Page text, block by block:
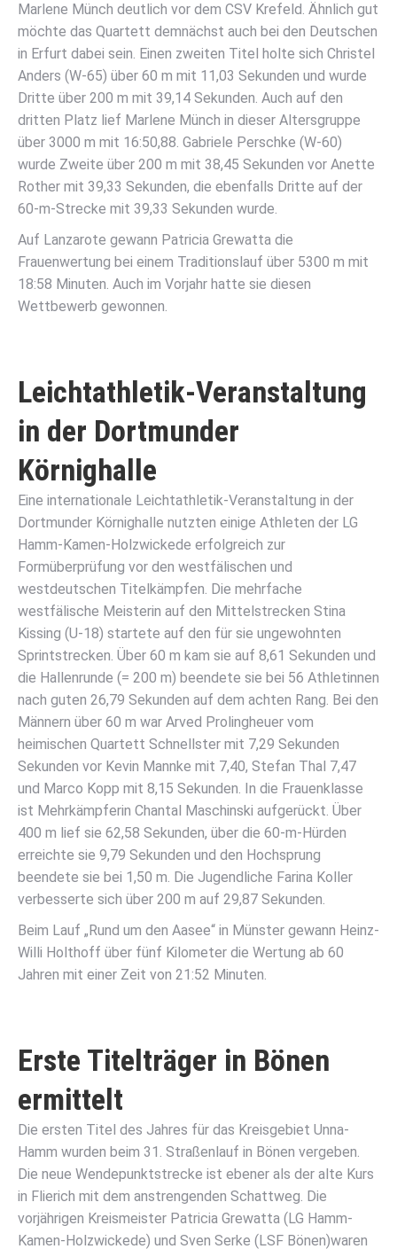
Marlene Münch deutlich vor dem CSV Krefeld. Ähnlich gut
möchte das Quartett demnächst auch bei den Deutschen
in Erfurt dabei sein. Einen zweiten Titel holte sich Christel
Anders (W-65) über 60 m mit 11,03 Sekunden und wurde
Dritte über 200 m mit 39,14 Sekunden. Auch auf den
dritten Platz lief Marlene Münch in dieser Altersgruppe
über 3000 m mit 16:50,88. Gabriele Perschke (W-60)
wurde Zweite über 200 m mit 38,45 Sekunden vor Anette
Rother mit 39,33 Sekunden, die ebenfalls Dritte auf der
60-m-Strecke mit 39,33 Sekunden wurde.
Auf Lanzarote gewann Patricia Grewatta die
Frauenwertung bei einem Traditionslauf über 5300 m mit
18:58 Minuten. Auch im Vorjahr hatte sie diesen
Wettbewerb gewonnen.
Leichtathletik-Veranstaltung
in der Dortmunder
Körnighalle
Eine internationale Leichtathletik-Veranstaltung in der
Dortmunder Körnighalle nutzten einige Athleten der LG
Hamm-Kamen-Holzwickede erfolgreich zur
Formüberprüfung vor den westfälischen und
westdeutschen Titelkämpfen. Die mehrfache
westfälische Meisterin auf den Mittelstrecken Stina
Kissing (U-18) startete auf den für sie ungewohnten
Sprintstrecken. Über 60 m kam sie auf 8,61 Sekunden und
die Hallenrunde (= 200 m) beendete sie bei 56 Athletinnen
nach guten 26,79 Sekunden auf dem achten Rang. Bei den
Männern über 60 m war Arved Prolingheuer vom
heimischen Quartett Schnellster mit 7,29 Sekunden
Sekunden vor Kevin Mannke mit 7,40, Stefan Thal 7,47
und Marco Kopp mit 8,15 Sekunden. In die Frauenklasse
ist Mehrkämpferin Chantal Maschinski aufgerückt. Über
400 m lief sie 62,58 Sekunden, über die 60-m-Hürden
erreichte sie 9,79 Sekunden und den Hochsprung
beendete sie bei 1,50 m. Die Jugendliche Farina Koller
verbesserte sich über 200 m auf 29,87 Sekunden.
Beim Lauf „Rund um den Aasee“ in Münster gewann Heinz-
Willi Holthoff über fünf Kilometer die Wertung ab 60
Jahren mit einer Zeit von 21:52 Minuten.
Erste Titelträger in Bönen
ermittelt
Die ersten Titel des Jahres für das Kreisgebiet Unna-
Hamm wurden beim 31. Straßenlauf in Bönen vergeben.
Die neue Wendepunktstrecke ist ebener als der alte Kurs
in Flierich mit dem anstrengenden Schattweg. Die
vorjährigen Kreismeister Patricia Grewatta (LG Hamm-
Kamen-Holzwickede) und Sven Serke (LSF Bönen)waren